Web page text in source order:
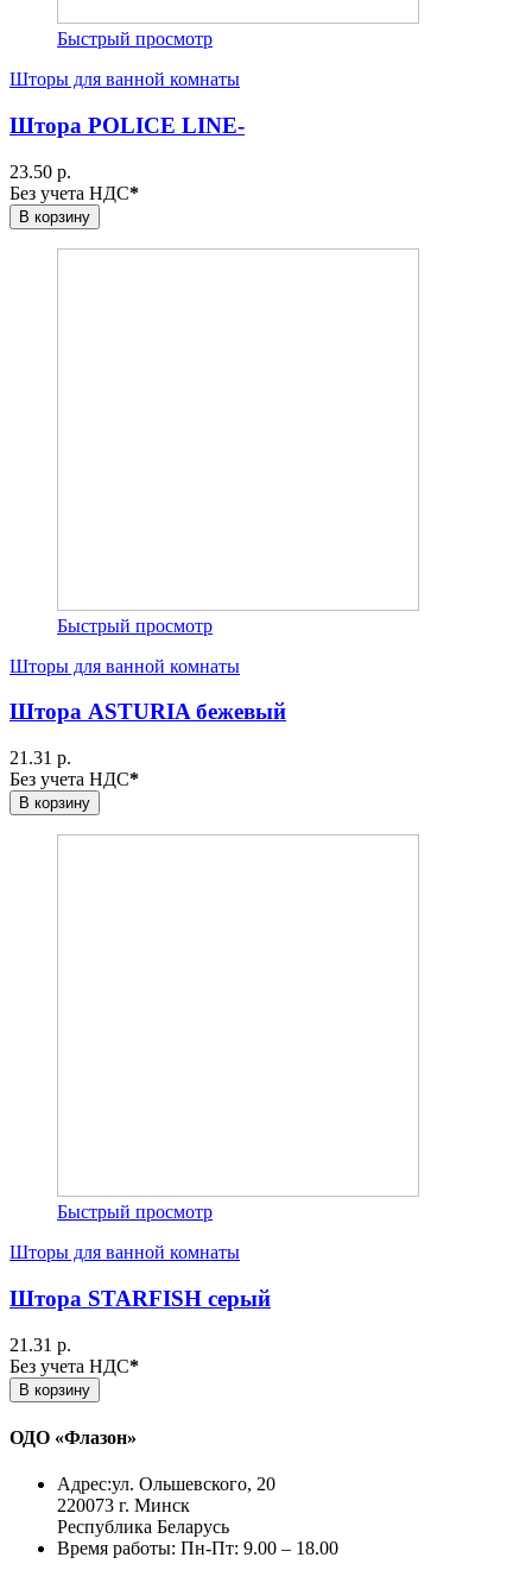
Быстрый просмотр
Шторы для ванной комнаты
Штора POLICE LINE-
23.50 р.
Без учета НДС*
В корзину
Быстрый просмотр
Шторы для ванной комнаты
Штора ASTURIA бежевый
21.31 р.
Без учета НДС*
В корзину
Быстрый просмотр
Шторы для ванной комнаты
Штора STARFISH серый
21.31 р.
Без учета НДС*
В корзину
ОДО «Флазон»
Адрес:ул. Ольшевского, 20
220073 г. Минск
Республика Беларусь
Время работы: Пн-Пт: 9.00 – 18.00